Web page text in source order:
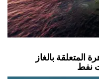
المتعلقة بالغاز